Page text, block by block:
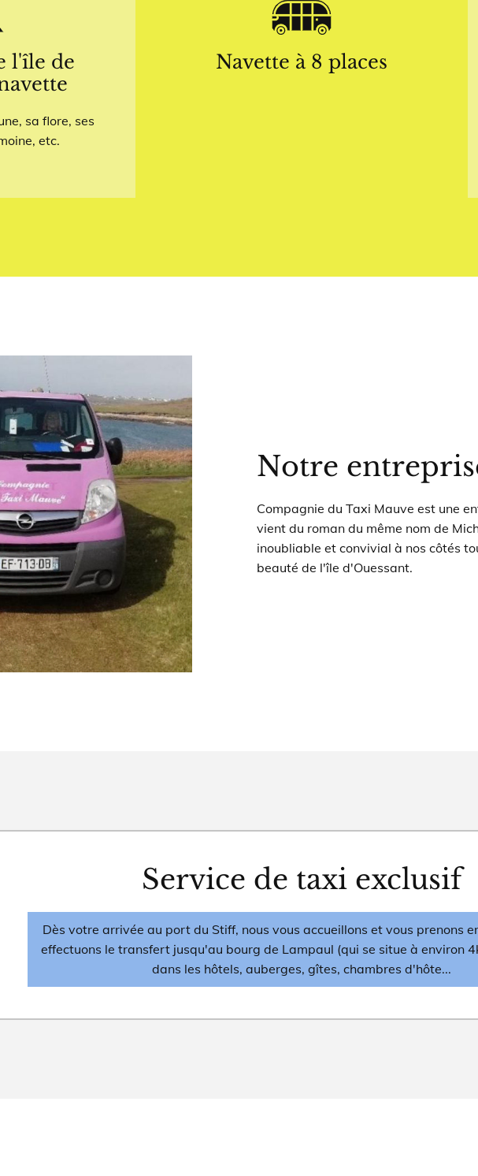
l'île de
sa flore, ses
etc.
Navette à 8 places
Notre
Compagnie du Taxi Mauve est une
vient du roman du même nom de
inoubliable et convivial à nos côtés
beauté de l'île d'Ouessant.
Service de taxi exclusif
Dès votre arrivée au port du Stiff, nous vous accueillons et vous prenons
effectuons le transfert jusqu'au bourg de Lampaul (qui se situe à environ
dans les hôtels, auberges, gîtes, chambres d'hôte...